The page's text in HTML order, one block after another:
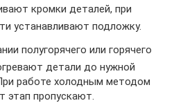
кромки деталей, при
устанавливают подложку.
полугорячего или горячего
детали до нужной
работе холодным методом
этап пропускают.